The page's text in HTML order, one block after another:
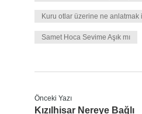
Kuru otlar üzerine ne anlatmak
Samet Hoca Sevime Aşık mı
Önceki Yazı
Kızılhisar Nereye Bağlı